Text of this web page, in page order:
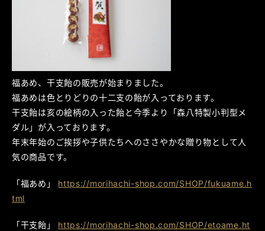
福あめ、干支飴の販売が始まりました。
福あめは色とりどりの十二支の飴が入っております。
干支飴は亥の絵柄の入った飴と今季より「森八特製小判型メ
ダル」が入っております。
年末年始のご挨拶や子供たちへのささやかな贈り物として人
気の商品です。
「福あめ」 https://morihachi-shop.com/SHOP/fukuame.h
tml
「干支飴」 https://morihachi-shop.com/SHOP/etoame.ht